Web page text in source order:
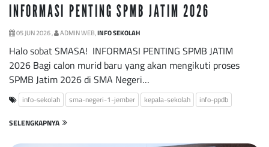
INFORMASI PENTING SPMB JATIM 2026
05 JUN 2026 , ADMIN WEB,INFO SEKOLAH
Halo sobat SMASA! INFORMASI PENTING SPMB JATIM
2026 Bagi calon murid baru yang akan mengikuti proses
SPMB Jatim 2026 di SMA Negeri…
info-sekolah sma-negeri-1-jember kepala-sekolah info-ppdb
SELENGKAPNYA